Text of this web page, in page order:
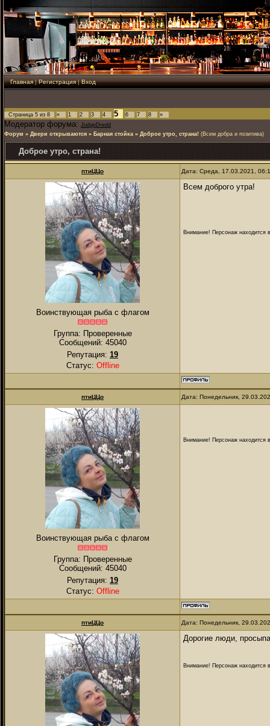
Главная|Регистрация|Вход
Страница 5 из 8 « 1 2 3 4 5 6 7 8 »
Модератор форума: JudgeDredd
Форум » Двери открываются » Барная стойка » Доброе утро, страна! (Всем добра и позитива)
Доброе утро, страна!
птиЦЦо Дата: Среда, 17.03.2021,
Воинствующая рыба с флагом
Группа: Проверенные
Сообщений: 45040
Репутация: 19
Статус: Offline
Всем доброго утра!
Внимание! Персонаж находится
птиЦЦо Дата: Понедельник,
Воинствующая рыба с флагом
Группа: Проверенные
Сообщений: 45040
Репутация: 19
Статус: Offline
Внимание! Персонаж находится
птиЦЦо Дата: Понедельник,
Дорогие люди,
Внимание! Персонаж находится